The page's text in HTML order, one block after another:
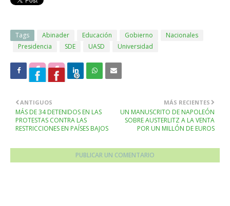
Tags Abinader Educación Gobierno
Nacionales
Presidencia
SDE UASD Universidad
MÁS RECIENTES
UN MANUSCRITO DE NAPOLEÓN
SOBRE AUSTERLITZ A LA VENTA
POR UN MILLÓN DE EUROS
ANTIGUOS
MÁS DE 34 DETENIDOS EN LAS
PROTESTAS CONTRA LAS
RESTRICCIONES EN PAÍSES BAJOS
PUBLICAR UN COMENTARIO